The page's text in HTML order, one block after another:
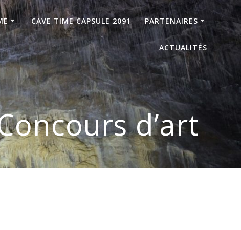
CAVE TIME CAPSULE 2091 PARTENAIRES
ACTUALITÉS
d’art